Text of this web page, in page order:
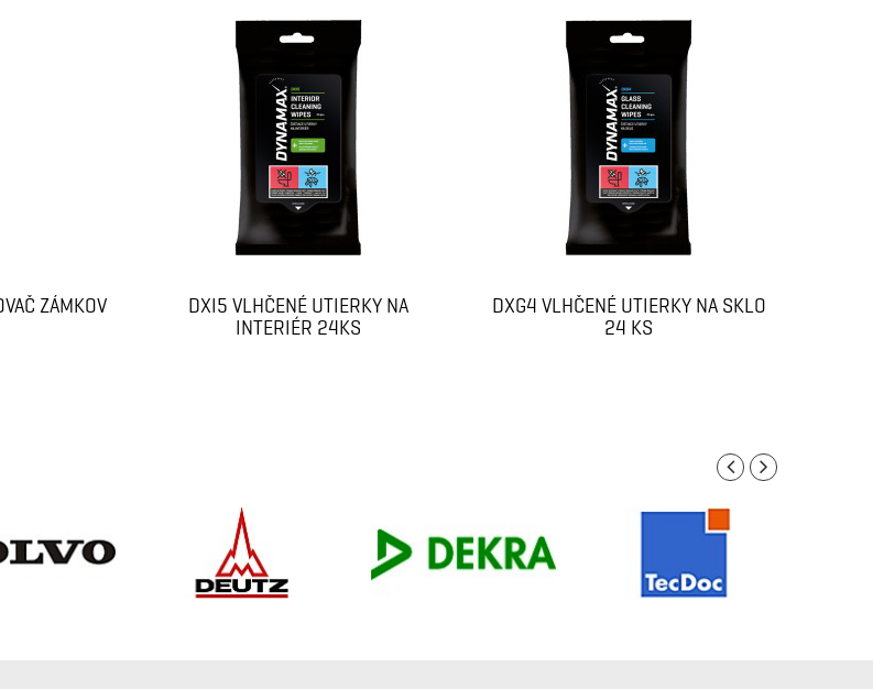
ZÁMKOV
DXI5 VLHČENÉ UTIERKY NA
INTERIÉR 24KS
DXG4 VLHČENÉ UTIERKY NA SKLO
24 KS